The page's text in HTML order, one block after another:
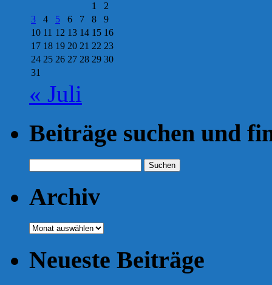
1
2
3
4 5 6 7 8
9
10 11 12 13 14 15 16
17 18 19 20 21 22 23
24 25 26 27 28 29 30
31
« Juli
Beiträge suchen und
nach:
Archiv
Archiv
Neueste Beiträge